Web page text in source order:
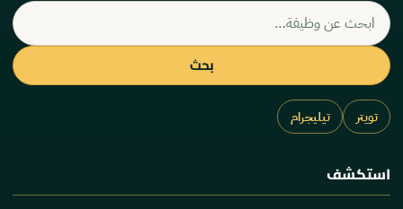
بحث
عن
وظيفة
بحث
تويتر تيليجرام
استكشف